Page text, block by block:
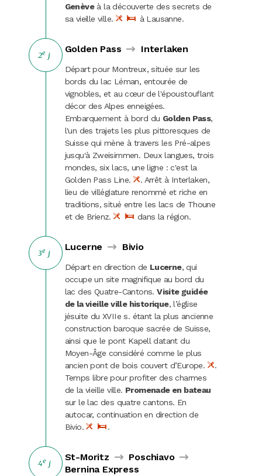
Genèveà la découverte des secrets de
sa vieille ville.
à Lausanne.
2e j
Golden Pass Interlaken
Départ pour Montreux, située sur les
bords du lac Léman, entourée de
vignobles, et au cœur de l'époustouflant
décor des Alpes enneigées.
Embarquement à bord du Golden Pass,
l'un des trajets les plus pittoresques de
Suisse qui mène à travers les Pré-alpes
jusqu'à Zweisimmen. Deux langues, trois
mondes, six lacs, une ligne : c'est la
Golden Pass Line.
. Arrêt à Interlaken,
lieu de villégiature renommé et riche en
traditions, situé entre les lacs de Thoune
et de Brienz.
dans la région.
3e j
Lucerne Bivio
Départ en direction de Lucerne, qui
occupe un site magnifique au bord du
lac des Quatre-Cantons.Visite guidée
de la vieille ville historique, l’église
jésuite du XVIIe s. étant la plus ancienne
construction baroque sacrée de Suisse,
ainsi que le pont Kapell datant du
Moyen-Âge considéré comme le plus
ancien pont de bois couvert d’Europe.
.
Temps libre pour profiter des charmes
de la vieille ville. Promenade en bateau
sur le lac des quatre cantons. En
autocar, continuation en direction de
Bivio.
.
4e j
St-Moritz
Poschiavo
Bernina Express